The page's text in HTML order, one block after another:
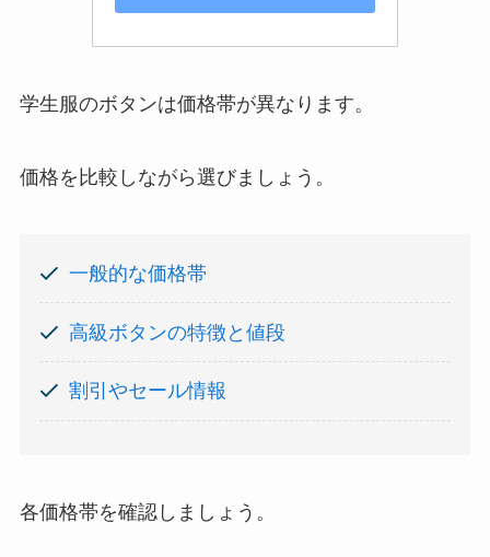
学生服のボタンは価格帯が異なります。
価格を比較しながら選びましょう。
一般的な価格帯
高級ボタンの特徴と値段
割引やセール情報
各価格帯を確認しましょう。